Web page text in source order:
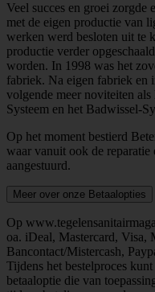
Veel succes en groei zorgde
met de eigen productie van
werken werd besloten uit te
productie verder
worden. In 1998 was het
fabriek. Na eigen fabriek en
volgende meer noviteiten
Systeem en het Badwissel-
Op het moment bestierd
waar vanuit ook de
aangestuurd.
Meer over onze Betaalopties
Op
oa. iDeal, Mastercard, Visa,
Bancontact/Mistercash,
Tijdens het bestelproces
betaaloptie die van